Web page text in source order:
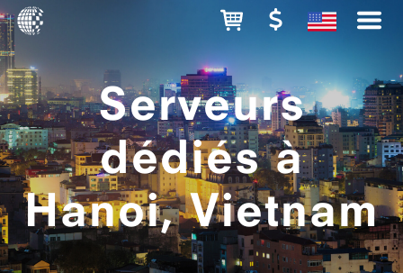
Serveurs
dédiés à
Hanoi, Vietnam